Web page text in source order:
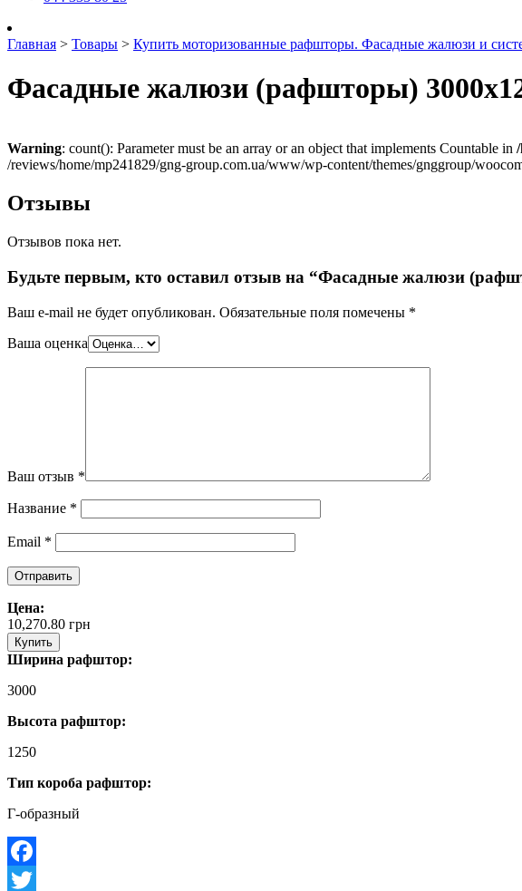
Главная > Товары > Купить моторизованные рафшторы. Фасадные жалюзи и
Фасадные жалюзи (рафшторы)
Warning: count(): Parameter must be an array or an object that implements Countable in
/reviews/home/mp241829/gng-group.com.ua/www/wp-content/themes/gnggroup/
Отзывы
Отзывов пока нет.
Будьте первым, кто оставил отзыв на “Фасадные жалюзи
Ваш e-mail не будет опубликован. Обязательные поля помечены *
Ваша оценка
Ваш отзыв *
Название *
Email *
Цена:
10,270.80 грн
Купить
Ширина рафштор:
3000
Высота рафштор:
1250
Тип короба рафштор:
Г-образный
Facebook